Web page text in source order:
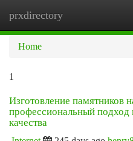
prxdirectory
Home
1
Изготовление памятников
профессиональный подход
качества